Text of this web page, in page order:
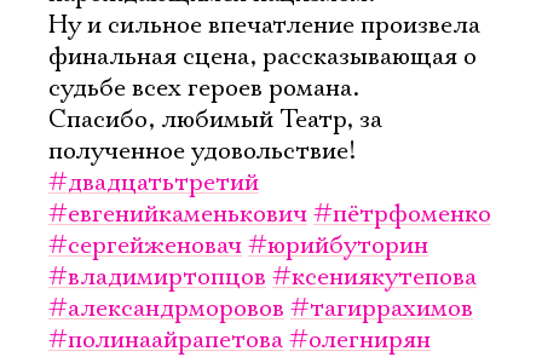
Ну и сильное впечатление произвела
финальная сцена, рассказывающая о
судьбе всех героев романа.
Спасибо, любимый Театр, за
полученное удовольствие!
#двадцатьтретий
#евгенийкаменькович#пётрфоменко
#сергейженовач#юрийбуторин
#владимиртопцов #ксениякутепова
#александрморовов #тагиррахимов
#полинаайрапетова#олегнирян